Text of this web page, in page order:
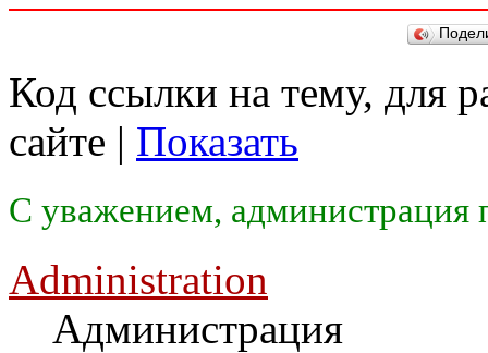
Код ссылки на тему, для
сайте | Показать
С уважением, администрация
Administration
Администрация